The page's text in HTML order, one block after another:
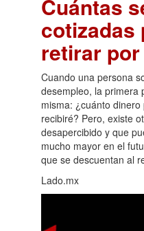
Cuántas
cotizadas
retirar
Cuando una persona
desempleo, la primera
misma: ¿cuánto
recibiré? Pero, existe
desapercibido y que
mucho mayor en el
que se descuentan al
Lado.mx